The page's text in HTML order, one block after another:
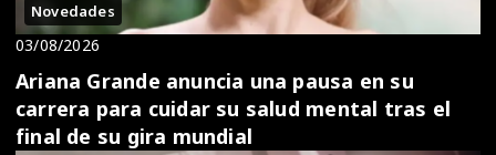
Novedades
03/08/2026
Ariana Grande anuncia una pausa en su
carrera para cuidar su salud mental tras el
final de su gira mundial